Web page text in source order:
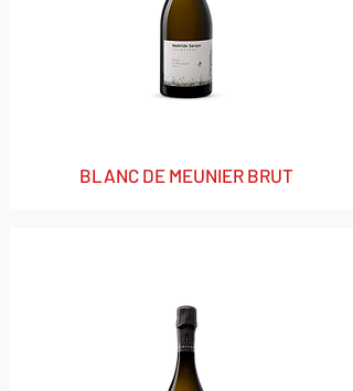
BLANC DE MEUNIER BRUT